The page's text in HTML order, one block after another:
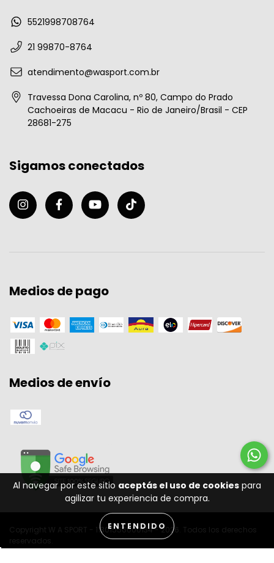
Al navegar por este sitio aceptás el uso de cookies para
agilizar tu experiencia de compra.
ENTENDIDO
5521998708764
21 99870-8764
atendimento@wasport.com.br
Travessa Dona Carolina, nº 80, Campo do Prado
Cachoeiras de Macacu - Rio de Janeiro/Brasil - CEP
28681-275
Sigamos conectados
Medios de pago
Medios de envío
Copyright W A SPORT - 11301556000134 - 2026. Todos los derechos
reservados.